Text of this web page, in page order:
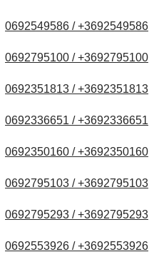
0692549586 / +3692549586
0692795100 / +3692795100
0692351813 / +3692351813
0692336651 / +3692336651
0692350160 / +3692350160
0692795103 / +3692795103
0692795293 / +3692795293
0692553926 / +3692553926